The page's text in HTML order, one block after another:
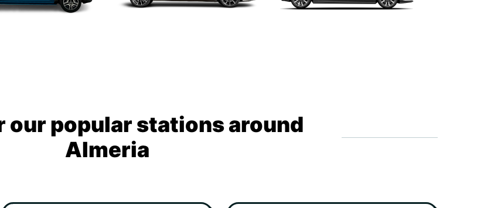
our popular stations around
Almeria